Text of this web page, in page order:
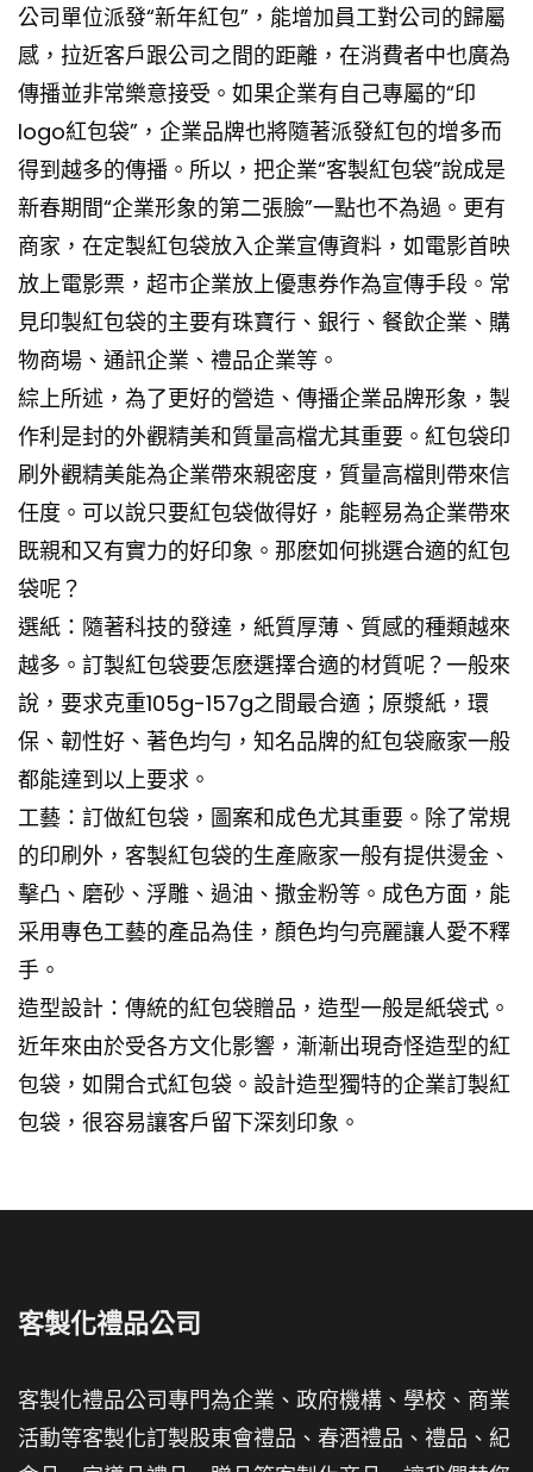
公司單位派發“新年紅包”，能增加員工對公司的歸屬
感，拉近客戶跟公司之間的距離，在消費者中也廣為
傳播並非常樂意接受。如果企業有自己專屬的“印
logo紅包袋”，企業品牌也將隨著派發紅包的增多而
得到越多的傳播。所以，把企業“客製紅包袋”說成是
新春期間“企業形象的第二張臉”一點也不為過。更有
商家，在定製紅包袋放入企業宣傳資料，如電影首映
放上電影票，超市企業放上優惠券作為宣傳手段。常
見印製紅包袋的主要有珠寶行、銀行、餐飲企業、購
物商場、通訊企業、禮品企業等。
綜上所述，為了更好的營造、傳播企業品牌形象，製
作利是封的外觀精美和質量高檔尤其重要。紅包袋印
刷外觀精美能為企業帶來親密度，質量高檔則帶來信
任度。可以說只要紅包袋做得好，能輕易為企業帶來
既親和又有實力的好印象。那麽如何挑選合適的紅包
袋呢？
選紙：隨著科技的發達，紙質厚薄、質感的種類越來
越多。訂製紅包袋要怎麽選擇合適的材質呢？一般來
說，要求克重105g-157g之間最合適；原漿紙，環
保、韌性好、著色均勻，知名品牌的紅包袋廠家一般
都能達到以上要求。
工藝：訂做紅包袋，圖案和成色尤其重要。除了常規
的印刷外，客製紅包袋的生產廠家一般有提供燙金、
擊凸、磨砂、浮雕、過油、撒金粉等。成色方面，能
采用專色工藝的產品為佳，顏色均勻亮麗讓人愛不釋
手。
造型設計：傳統的紅包袋贈品，造型一般是紙袋式。
近年來由於受各方文化影響，漸漸出現奇怪造型的紅
包袋，如開合式紅包袋。設計造型獨特的企業訂製紅
包袋，很容易讓客戶留下深刻印象。
客製化禮品公司
客製化禮品公司專門為企業、政府機構、學校、商業
活動等客製化訂製股東會禮品、春酒禮品、禮品、紀